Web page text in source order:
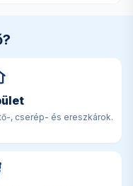
, cserép- és ereszkárok.